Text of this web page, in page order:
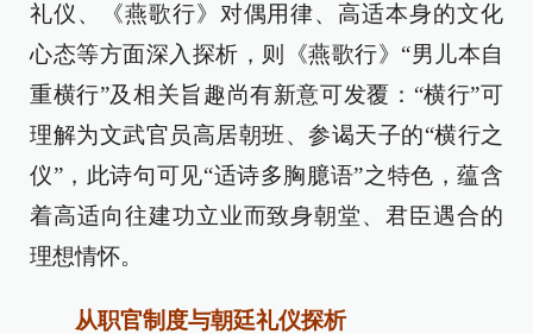
礼仪、《燕歌行》对偶用律、高适本身的文化
心态等方面深入探析，则《燕歌行》“男儿本自
重横行”及相关旨趣尚有新意可发覆：“横行”可
理解为文武官员高居朝班、参谒天子的“横行之
仪”，此诗句可见“适诗多胸臆语”之特色，蕴含
着高适向往建功立业而致身朝堂、君臣遇合的
理想情怀。
从职官制度与朝廷礼仪探析